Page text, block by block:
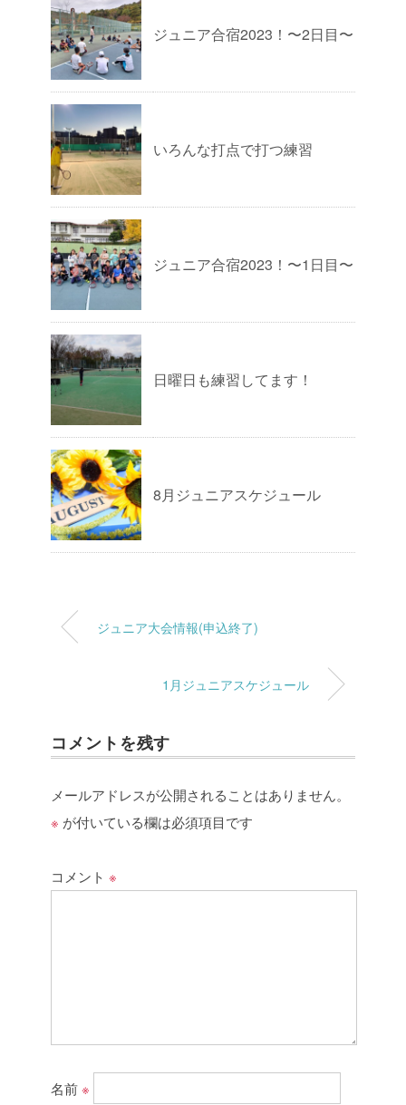
ジュニア合宿2023！〜2日目〜
いろんな打点で打つ練習
ジュニア合宿2023！〜1日目〜
日曜日も練習してます！
8月ジュニアスケジュール
ジュニア大会情報(申込終了)
1月ジュニアスケジュール
コメントを残す
メールアドレスが公開されることはありません。
※ が付いている欄は必須項目です
コメント ※
名前※